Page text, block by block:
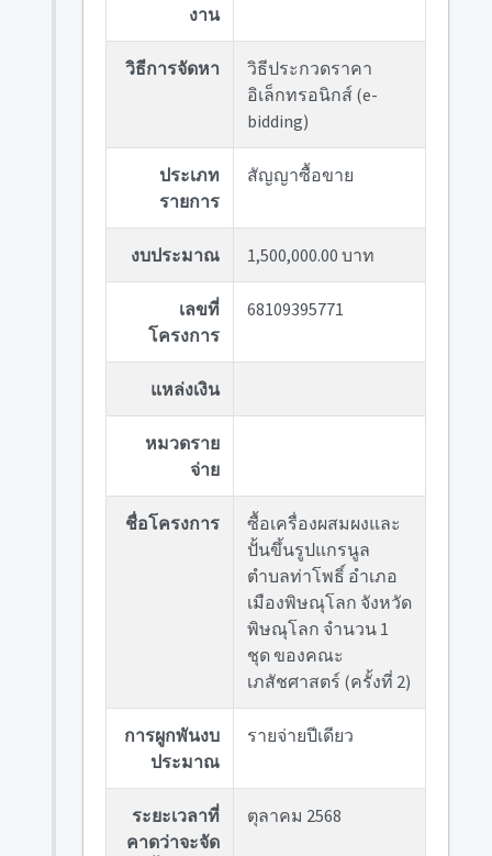
งาน
วิธีการจัดหา
วิธีประกวดราคา
อิเล็กทรอนิกส์ (e-
bidding)
ประเภท
รายการ
สัญญาซื้อขาย
งบประมาณ 1,500,000.00 บาท
เลขที่
โครงการ
68109395771
แหล่งเงิน
หมวดราย
จ่าย
ชื่อโครงการ
ซื้อเครื่องผสมผงและ
ปั้นขึ้นรูปแกรนูล
ตำบลท่าโพธิ์ อำเภอ
เมืองพิษณุโลก จังหวัด
พิษณุโลก จำนวน 1
ชุด ของคณะ
เภสัชศาสตร์ (ครั้งที่ 2)
การผูกพันงบ
ประมาณ
รายจ่ายปีเดียว
ระยะเวลาที่
คาดว่าจะจัด
ตุลาคม 2568